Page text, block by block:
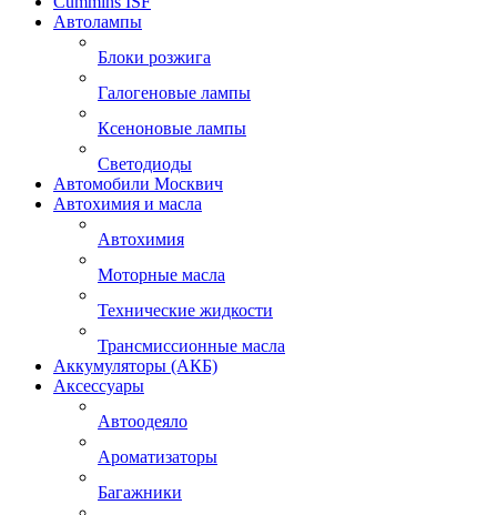
Автолампы
Блоки розжига
Галогеновые лампы
Ксеноновые лампы
Светодиоды
Автомобили Москвич
Автохимия и масла
Автохимия
Моторные масла
Технические жидкости
Трансмиссионные масла
Аккумуляторы (АКБ)
Аксессуары
Автоодеяло
Ароматизаторы
Багажники